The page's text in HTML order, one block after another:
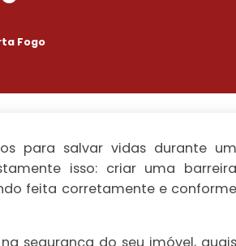
Fogo
para salvar vidas durante um
isso: criar uma barreira
feita corretamente e conforme